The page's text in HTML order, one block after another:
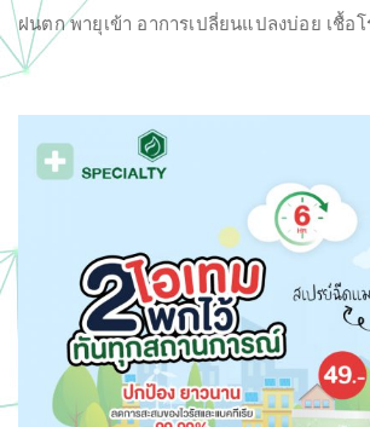
ฝนตก พายุเข้า อาการเปลี่ยนแปลงบ่อย เชื้อโ